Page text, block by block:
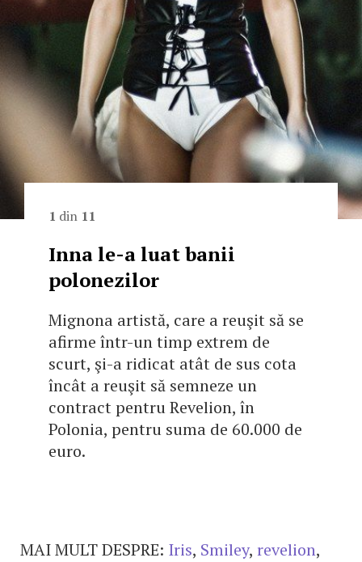
1 din 11
Inna le-a luat banii
polonezilor
Mignona artistă, care a reuşit să se
afirme într-un timp extrem de
scurt, şi-a ridicat atât de sus cota
încât a reuşit să semneze un
contract pentru Revelion, în
Polonia, pentru suma de 60.000 de
euro.
MAI MULT DESPRE: Iris, Smiley, revelion,